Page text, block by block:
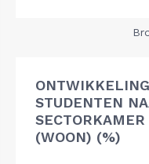
STUDENTEN
(WOON) (%)